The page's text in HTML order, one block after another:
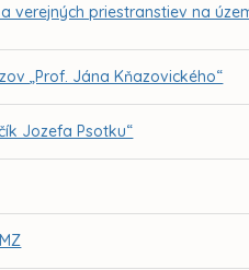
verejných priestranstiev na
„Prof. Jána Kňazovického“
Jozefa Psotku“